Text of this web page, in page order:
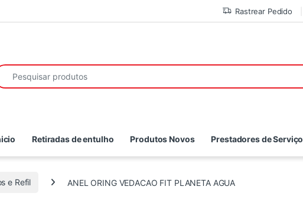
Rastrear Pedido
for:
Retiradas de entulho Produtos Novos Prestadores de Serviço
e Refil ANEL ORING VEDACAO FIT PLANETA AGUA